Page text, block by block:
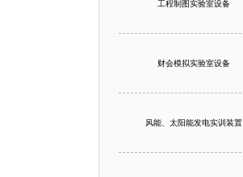
工程制图实验室设备
财会模拟实验室设备
风能、太阳能发电实训装置